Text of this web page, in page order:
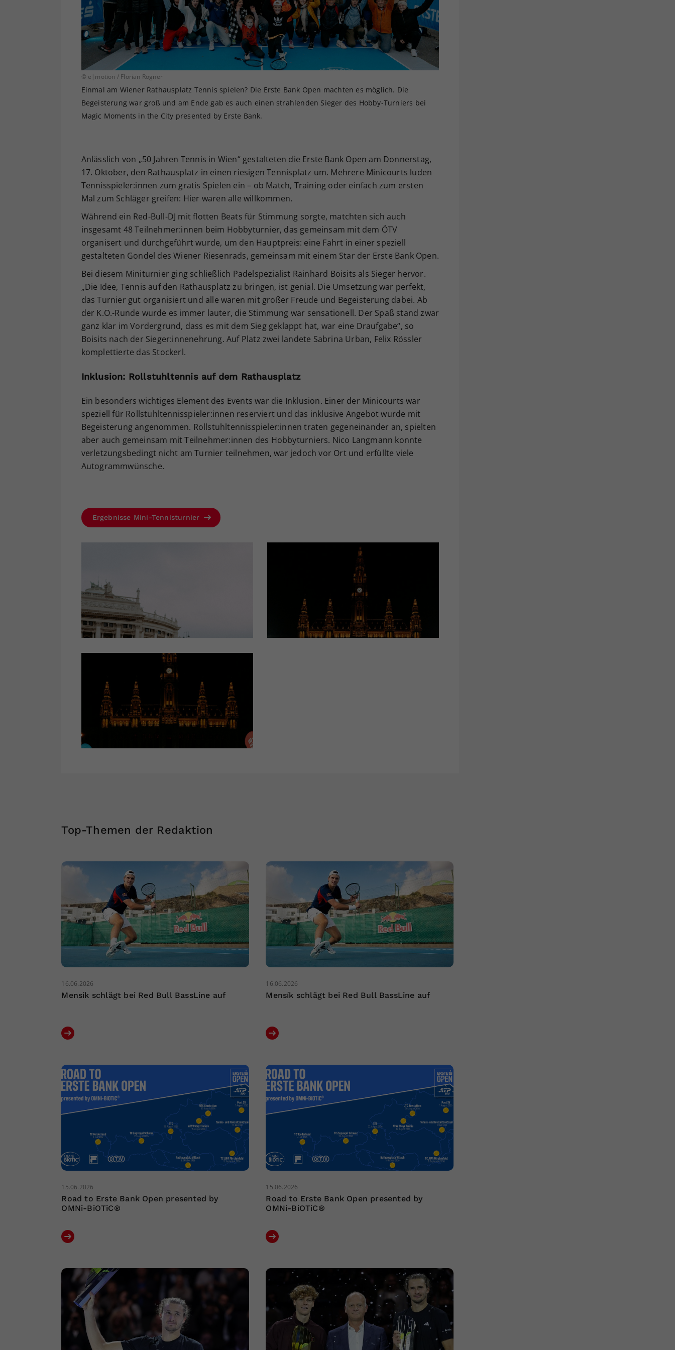
© e|motion / Florian Rogner
Einmal am Wiener Rathausplatz Tennis spielen? Die Erste Bank Open machten es möglich. Die
Begeisterung war groß und am Ende gab es auch einen strahlenden Sieger des Hobby-Turniers bei
Magic Moments in the City presented by Erste Bank.
Anlässlich von „50 Jahren Tennis in Wien“ gestalteten die Erste Bank Open am Donnerstag,
17. Oktober, den Rathausplatz in einen riesigen Tennisplatz um. Mehrere Minicourts luden
Tennisspieler:innen zum gratis Spielen ein – ob Match, Training oder einfach zum ersten
Mal zum Schläger greifen: Hier waren alle willkommen.
Während ein Red-Bull-DJ mit flotten Beats für Stimmung sorgte, matchten sich auch
insgesamt 48 Teilnehmer:innen beim Hobbyturnier, das gemeinsam mit dem ÖTV
organisert und durchgeführt wurde, um den Hauptpreis: eine Fahrt in einer speziell
gestalteten Gondel des Wiener Riesenrads, gemeinsam mit einem Star der Erste Bank Open.
Bei diesem Miniturnier ging schließlich Padelspezialist Rainhard Boisits als Sieger hervor.
„Die Idee, Tennis auf den Rathausplatz zu bringen, ist genial. Die Umsetzung war perfekt,
das Turnier gut organisiert und alle waren mit großer Freude und Begeisterung dabei. Ab
der K.O.-Runde wurde es immer lauter, die Stimmung war sensationell. Der Spaß stand zwar
ganz klar im Vordergrund, dass es mit dem Sieg geklappt hat, war eine Draufgabe“, so
Boisits nach der Sieger:innenehrung. Auf Platz zwei landete Sabrina Urban, Felix Rössler
komplettierte das Stockerl.
Inklusion: Rollstuhltennis auf dem Rathausplatz
Ein besonders wichtiges Element des Events war die Inklusion. Einer der Minicourts war
speziell für Rollstuhltennisspieler:innen reserviert und das inklusive Angebot wurde mit
Begeisterung angenommen. Rollstuhltennisspieler:innen traten gegeneinander an, spielten
aber auch gemeinsam mit Teilnehmer:innen des Hobbyturniers. Nico Langmann konnte
verletzungsbedingt nicht am Turnier teilnehmen, war jedoch vor Ort und erfüllte viele
Autogrammwünsche.
Ergebnisse Mini-Tennisturnier
Top-Themen der Redaktion
16.06.2026
Mensík schlägt bei Red Bull BassLine auf
16.06.2026
Mensík schlägt bei Red Bull BassLine auf
15.06.2026
Road to Erste Bank Open presented by
OMNi-BiOTiC®
15.06.2026
Road to Erste Bank Open presented by
OMNi-BiOTiC®
Ihrer vorgenommen Einstellungen, falls der
Webseiten-Betreiber dies eingestellt hat.